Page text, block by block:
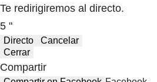
Te redirigiremos al directo.
5 "
Directo
Cancelar
Cerrar
Compartir